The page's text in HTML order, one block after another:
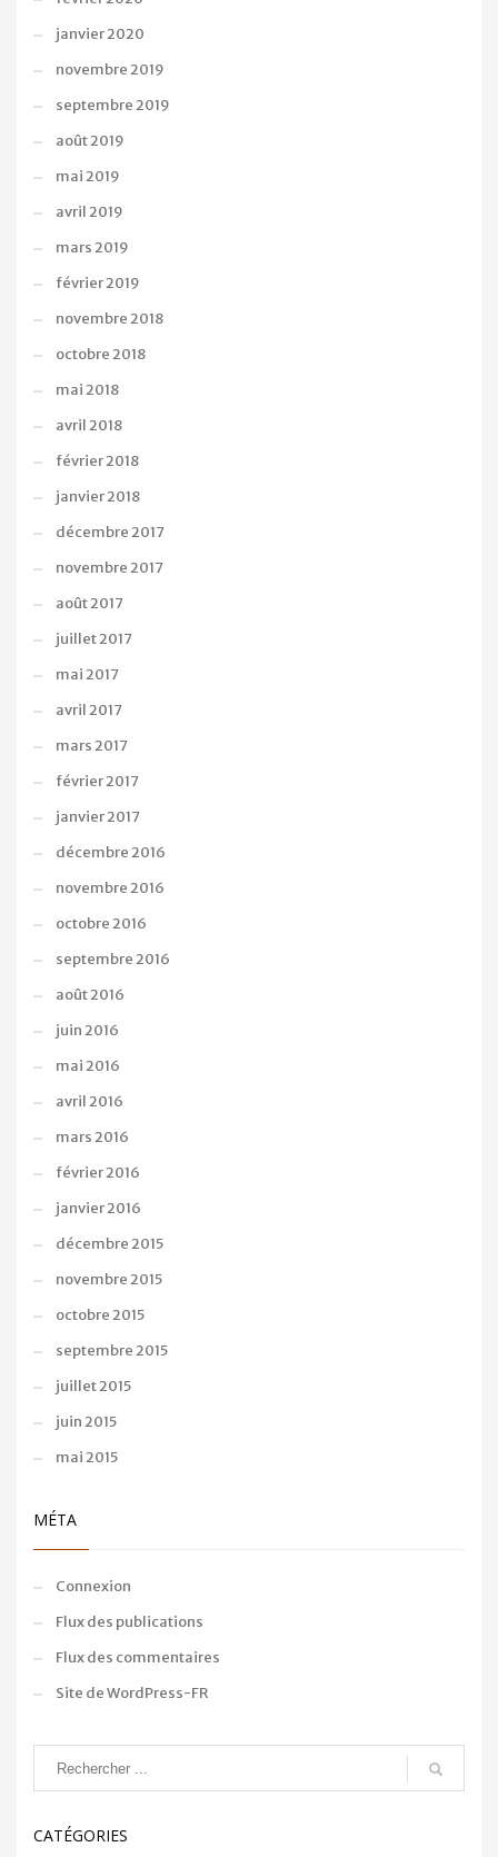
janvier 2020
novembre 2019
septembre 2019
août 2019
mai 2019
avril 2019
mars 2019
février 2019
novembre 2018
octobre 2018
mai 2018
avril 2018
février 2018
janvier 2018
décembre 2017
novembre 2017
août 2017
juillet 2017
mai 2017
avril 2017
mars 2017
février 2017
janvier 2017
décembre 2016
novembre 2016
octobre 2016
septembre 2016
août 2016
juin 2016
mai 2016
avril 2016
mars 2016
février 2016
janvier 2016
décembre 2015
novembre 2015
octobre 2015
septembre 2015
juillet 2015
juin 2015
mai 2015
MÉTA
Connexion
Flux des publications
Flux des commentaires
Site de WordPress-FR
CATÉGORIES